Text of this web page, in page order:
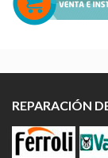
REPARACIÓN